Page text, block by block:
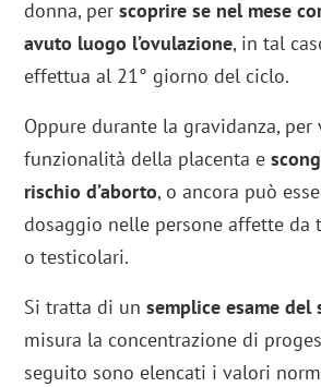
donna, perscoprire se nel mese
avuto luogo l’ovulazione, in tal
effettua al 21° giorno del ciclo.
Oppure durante la gravidanza, per
funzionalità della placenta e
rischio d’aborto, o ancora può
dosaggio nelle persone affette da
o testicolari.
Si tratta di unsemplice esame del
misura la concentrazione di
seguito sono elencati i valori